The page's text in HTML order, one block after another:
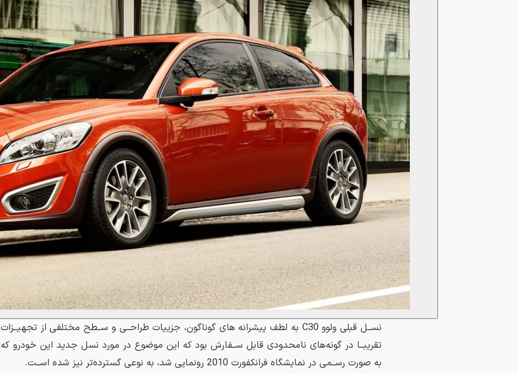
ﻧﺴــﻞ ﻗﺒﻠﻰ ﻭﻟﻮﻭ C30 ﺑﻪ ﻟﻄﻒ ﭘﻴﺸﺮﺍﻧﻪ ﻫﺎﻯ ﮔﻮﻧﺎﮔﻮﻥ، ﺟﺰﻳﻴﺎﺕ ﻃﺮﺍﺣــﻰ ﻭ ﺳــﻄﺢ ﻣﺨﺘﻠﻔﻰ ﺍﺯ ﺗﺠﻬﻴــﺰﺍﺕ
ﺗﻘﺮﻳﺒــﺎ ﺩﺭ گونه‌های ﻧﺎﻣﺤﺪﻭﺩﻯ ﻗﺎﺑﻞ ﺳــﻔﺎﺭﺵ ﺑﻮﺩ ﻛﻪ ﺍﻳﻦ ﻣﻮﺿﻮﻉ ﺩﺭ ﻣﻮﺭﺩ ﻧﺴﻞ ﺟﺪﻳﺪ ﺍﻳﻦ ﺧﻮﺩﺭﻭ ﻛﻪ
ﺑﻪ ﺻﻮﺭﺕ ﺭﺳــﻤﻰ ﺩﺭ ﻧﻤﺎﻳﺸﮕﺎﻩ ﻓﺮﺍﻧﻜﻔﻮﺭﺕ 2010 ﺭﻭﻧﻤﺎﻳﻰ شد، ﺑﻪ ﻧﻮﻋﻰ ﮔﺴﺘﺮﺩﻩﺗﺮ ﻧﻴﺰ ﺷﺪﻩ ﺍﺳــﺖ.